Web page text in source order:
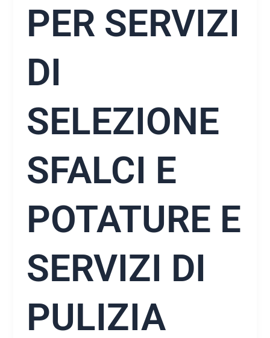
PER SERVIZI
DI
SELEZIONE
SFALCI E
POTATURE E
SERVIZI DI
PULIZIA